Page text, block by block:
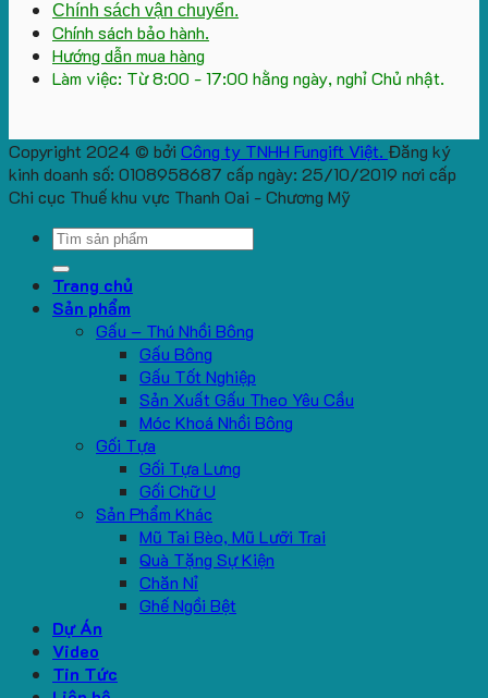
Chính sách vận chuyển.
Chính sách bảo hành.
Hướng dẫn mua hàng
Làm việc: Từ 8:00 - 17:00 hằng ngày, nghỉ Chủ nhật.
Copyright 2024 © bởi Công ty TNHH Fungift Việt. Đăng ký
kinh doanh số: 0108958687 cấp ngày: 25/10/2019 nơi cấp
Chi cục Thuế khu vực Thanh Oai - Chương Mỹ
Search
Trang chủ
Sản phẩm
Gấu – Thú Nhồi Bông
Gấu Bông
Gấu Tốt Nghiệp
Sản Xuất Gấu Theo Yêu Cầu
Móc Khoá Nhồi Bông
Gối Tựa
Gối Tựa Lưng
Gối Chữ U
Sản Phẩm Khác
Mũ Tai Bèo, Mũ Lưỡi Trai
Quà Tặng Sự Kiện
Chăn Nỉ
Ghế Ngồi Bệt
Dự Án
Video
Tin Tức